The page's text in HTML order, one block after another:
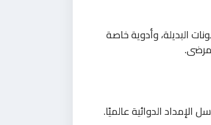
البديلة، وأدوية خاصة
الدوائية عالميًا.